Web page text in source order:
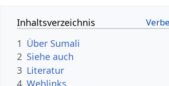
Inhaltsverzeichnis
1 Über Sumali
2 Siehe auch
3 Literatur
4 Weblinks